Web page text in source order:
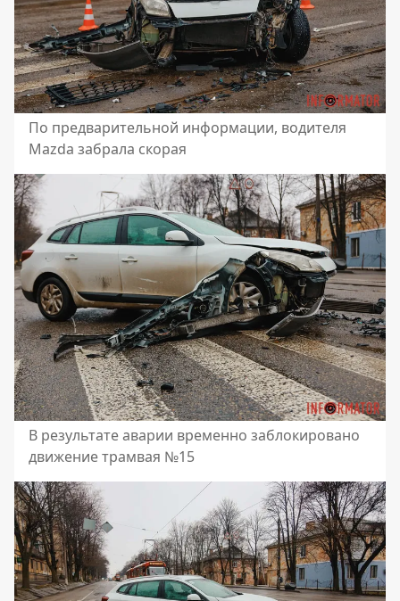
По предварительной информации, водителя
Mazda забрала скорая
В результате аварии временно заблокировано
движение трамвая №15